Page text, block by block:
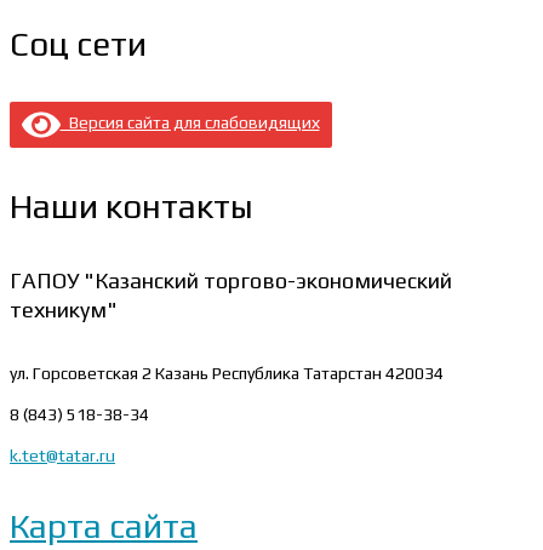
Соц сети
Версия сайта для слабовидящих
Наши контакты
ГАПОУ "Казанский торгово-экономический
техникум"
ул. Горсоветская 2 Казань Республика Татарстан 420034
8 (843) 518-38-34
k.tet@tatar.ru
Карта сайта